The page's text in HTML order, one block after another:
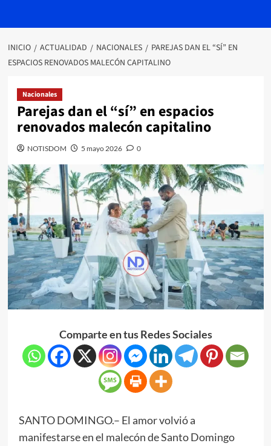
INICIO ACTUALIDAD NACIONALES
PAREJAS DAN EL “SÍ” EN
ESPACIOS RENOVADOS MALECÓN CAPITALINO
Nacionales
Parejas dan el “sí” en espacios
renovados malecón capitalino
NOTISDOM 5 mayo 2026 0
Comparte en tus Redes Sociales
SANTO DOMINGO.– El amor volvió a
manifestarse en el malecón de Santo Domingo